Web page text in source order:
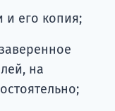
и его копия;
на